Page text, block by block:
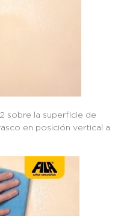
sobre la superficie de
en posición vertical a